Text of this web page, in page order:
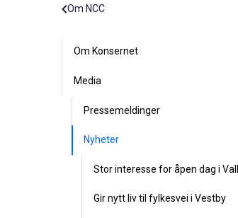
Om NCC
Om Konsernet
Media
Pressemeldinger
Nyheter
Stor interesse for åpen dag i
Gir nytt liv til fylkesvei i Vestby